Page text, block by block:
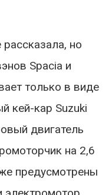
но
Spacia и
только в виде
кей-кар Suzuki
двигатель
на 2,6
предусмотрены